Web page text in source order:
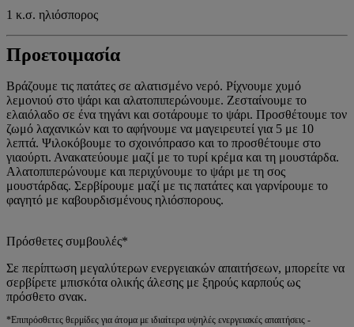
1 κ.σ. ηλιόσπορος
Προετοιμασία
Βράζουμε τις πατάτες σε αλατισμένο νερό. Ρίχνουμε χυμό
λεμονιού στο ψάρι και αλατοπιπερώνουμε. Ζεσταίνουμε το
ελαιόλαδο σε ένα τηγάνι και σοτάρουμε το ψάρι. Προσθέτουμε τον
ζωμό λαχανικών και το αφήνουμε να μαγειρευτεί για 5 με 10
λεπτά. Ψιλοκόβουμε το σχοινόπρασο και το προσθέτουμε στο
γιαούρτι. Ανακατεύουμε μαζί με το τυρί κρέμα και τη μουστάρδα.
Αλατοπιπερώνουμε και περιχύνουμε το ψάρι με τη σος
μουστάρδας. Σερβίρουμε μαζί με τις πατάτες και γαρνίρουμε το
φαγητό με καβουρδισμένους ηλιόσπορους.
Πρόσθετες συμβουλές*
Σε περίπτωση μεγαλύτερων ενεργειακών απαιτήσεων, μπορείτε να
σερβίρετε μπισκότα ολικής άλεσης με ξηρούς καρπούς ως
πρόσθετο σνακ.
*Επιπρόσθετες θερμίδες για άτομα με ιδιαίτερα υψηλές ενεργειακές απαιτήσεις -